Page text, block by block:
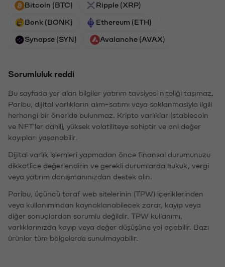
Bitcoin (BTC) Ripple (XRP)
Bonk (BONK) Ethereum (ETH)
Synapse (SYN) Avalanche (AVAX)
Sorumluluk reddi
Bu sayfada yer alan bilgiler yatırım tavsiyesi niteliği taşımaz.
Paribu, dijital varlıkların alım-satımı veya saklanmasıyla ilgili
herhangi bir öneride bulunmaz. Kripto varlıklar (stablecoin
ve NFT'ler dahil), yüksek volatiliteye sahiptir ve ani değer
kayıpları yaşanabilir.
Dijital varlık işlemleri yapmadan önce finansal durumunuzu
dikkatlice değerlendirin ve gerekli durumlarda hukuk, vergi
veya yatırım danışmanınızdan destek alın.
Paribu, üçüncü taraf web sitelerinin (TPW) içeriklerinden
veya kullanımından kaynaklanabilecek zarar, kayıp veya
diğer sonuçlardan sorumlu değildir. TPW kullanımı,
varlıklarınızda kayıp veya değer düşüşüne yol açabilir. Bazı
ürünler tüm bölgelerde sunulmayabilir.